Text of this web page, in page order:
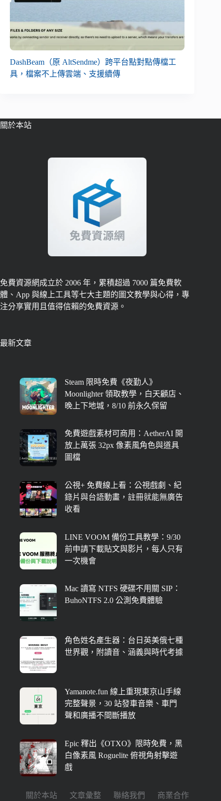
DashBeam（原 AltSendme）跨平台點對點傳檔工
具，檔案不上傳雲端、支援續傳
關於本站
免費資源網成立於 2006 年，累積超過 7000 篇免費軟
體、App 與線上工具等七大主題的圖文教學與心得，專
注分享實用且值得信賴的免費資源。
最新文章
Steam 限時免費《夜勤人》
Moonlighter 領取教學，白天顧店、
晚上下地城，8/10 前永久保留
免費遊戲素材可商用：AetherAI 開
放上萬張 32px 像素風角色與道具
圖檔
公視+ 免費線上看：公視戲劇、紀
錄片與台語動畫，註冊就能無廣告
收看
LINE VOOM 備份工具教學：9/30
前申請下載貼文與影片，每人只有
一次機會
Mac 讀寫 NTFS 硬碟不用關 SIP：
BuhoNTFS 2.0 公測免費體驗
角色姓名產生器：台日英美俄七種
世界觀，附讀音、涵義與時代考據
Yamanote.fun 線上重現東京山手線
完整聲景，30 站發車音樂、車門
聲和廣播不間斷播放
Epic 釋出《OTXO》限時免費，黑
白像素風 Roguelite 俯視角射擊遊
戲
關於本站 文章彙整 聯絡我們 商業合作